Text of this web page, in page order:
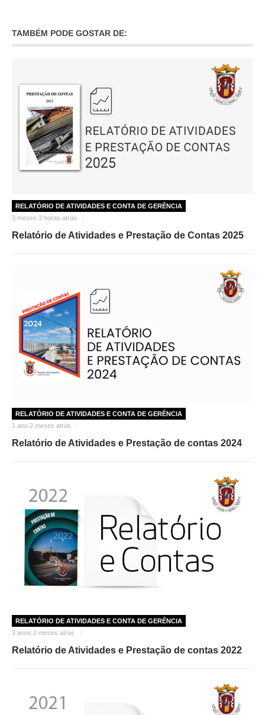
CANÍDEOS
CEMITÉRIO
RECENSEAMENTO ELEITORAL
ATESTADOS
VENDA AMBULANTE
EMPREGO (GIP)
O GABINETE
APOIO AOS DESEMPREGADOS
APOIO ÀS EMPRESAS
TAMBÉM PODE GOSTAR DE:
RELATÓRIO DE ATIVIDADES E CONTA DE GERÊNCIA
3 meses 3 horas atrás
Relatório de Atividades e Prestação de Contas 2025
RELATÓRIO DE ATIVIDADES E CONTA DE GERÊNCIA
1 ano 2 meses atrás
Relatório de Atividades e Prestação de contas 2024
RELATÓRIO DE ATIVIDADES E CONTA DE GERÊNCIA
3 anos 2 meses atrás
Relatório de Atividades e Prestação de contas 2022